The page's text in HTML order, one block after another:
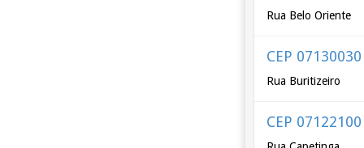
Rua Belo Oriente
CEP 07130030
Rua Buritizeiro
CEP 07122100